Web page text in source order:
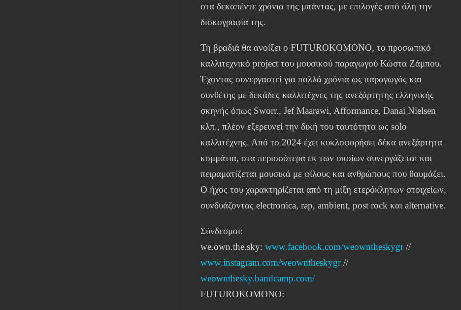
στα δεκαπέντε χρόνια της μπάντας, με επιλογές από όλη την
δισκογραφία της.
Τη βραδιά θα ανοίξει ο FUTUROKOMONO, το προσωπικό
καλλιτεχνικό project του μουσικού παραγωγού Κώστα Ζάμπου.
Έχοντας συνεργαστεί για πολλά χρόνια ως παραγωγός και
συνθέτης με δεκάδες καλλιτέχνες της ανεξάρτητης ελληνικής
σκηνής όπως Sworr., Jef Maarawi, Afformance, Danai Nielsen
κλπ., πλέον εξερευνεί την δική του ταυτότητα ως solo
καλλιτέχνης. Από το 2024 έχει κυκλοφορήσει δέκα ανεξάρτητα
κομμάτια, στα περισσότερα εκ των οποίων συνεργάζεται και
πειραματίζεται μουσικά με φίλους και ανθρώπους που θαυμάζει.
Ο ήχος του χαρακτηρίζεται από τη μίξη ετερόκλητων στοιχείων,
συνδυάζοντας electronica, rap, ambient, post rock και alternative.
Σύνδεσμοι:
we.own.the.sky:www.facebook.com/weowntheskygr//
www.instagram.com/weowntheskygr//
weownthesky.bandcamp.com/
FUTUROKOMONO: